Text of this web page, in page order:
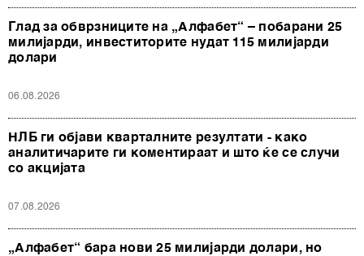
Глад за обврзниците на „Алфабет“ – побарани 25
милијарди, инвеститорите нудат 115 милијарди
долари
06.08.2026
НЛБ ги објави кварталните резултати - како
аналитичарите ги коментираат и што ќе се случи
со акцијата
07.08.2026
„Алфабет“ бара нови 25 милијарди долари, но